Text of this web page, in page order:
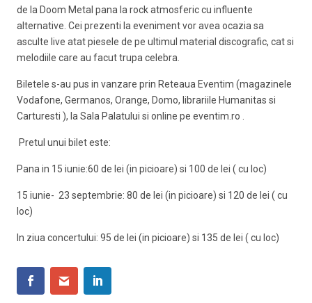
de la Doom Metal pana la rock atmosferic cu influente
alternative. Cei prezenti la eveniment vor avea ocazia sa
asculte live atat piesele de pe ultimul material discografic, cat si
melodiile care au facut trupa celebra.
Biletele s-au pus in vanzare prin Reteaua Eventim (magazinele
Vodafone, Germanos, Orange, Domo, librariile Humanitas si
Carturesti ), la Sala Palatului si online pe eventim.ro .
Pretul unui bilet este:
Pana in 15 iunie:60 de lei (in picioare) si 100 de lei ( cu loc)
15 iunie- 23 septembrie: 80 de lei (in picioare) si 120 de lei ( cu
loc)
In ziua concertului: 95 de lei (in picioare) si 135 de lei ( cu loc)